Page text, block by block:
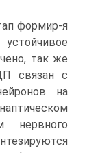
формир-я
так же
связан с
на
нервного